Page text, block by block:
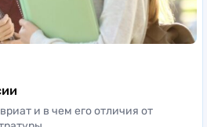
и в чем его отличия от